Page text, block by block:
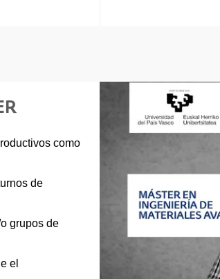
como
de
grupos de
el